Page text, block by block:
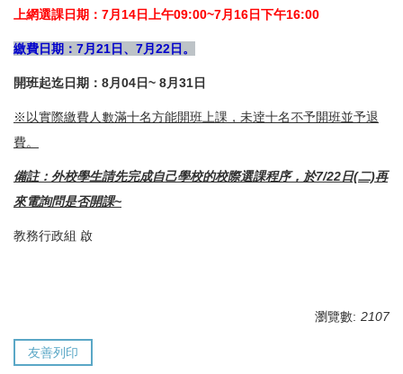
上網選課日期：7月14日上午09:00~7月16日下午16:00
繳費日期：7月21日、7月22日。
開班起迄日期：8月04日~ 8月31日
※以實際繳費人數滿十名方能開班上課，未逹十名不予開班並予退
費。
備註：外校學生請先完成自己學校的校際選課程序，於7/22日(二)再
來電詢問是否開課~
教務行政組 啟
瀏覽數: 2107
友善列印